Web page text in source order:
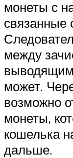
монеты с
связанные
между
может.
возможно
монеты,
кошелька
дальше.